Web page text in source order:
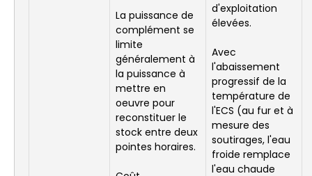
La puissance de
complément se
limite
généralement à
la puissance à
mettre en
oeuvre pour
reconstituer le
stock entre deux
pointes horaires.
d'exploitation
élevées.
Avec
l'abaissement
progressif de la
température de
l'ECS (au fur et à
mesure des
soutirages, l'eau
froide remplace
l'eau chaude